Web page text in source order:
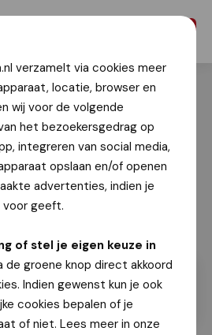
verzamelt via cookies meer
locatie, browser en
wij voor de volgende
het bezoekersgedrag op
integreren van social media,
opslaan en/of openen
advertenties, indien je
geeft.
of stel je eigen keuze in
de groene knop direct akkoord
Indien gewenst kun je ook
cookies bepalen of je
of niet. Lees meer in onze